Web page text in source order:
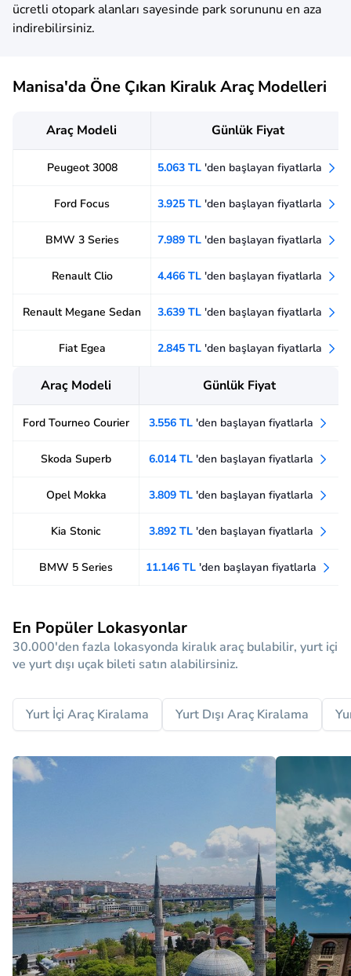
ücretli otopark alanları sayesinde park sorununu en aza
indirebilirsiniz.
Manisa'da Öne Çıkan Kiralık Araç Modelleri
Araç Modeli Günlük Fiyat
Peugeot 3008 5.063 TL'den başlayan fiyatlarla
Ford Focus 3.925 TL'den başlayan fiyatlarla
BMW 3 Series 7.989 TL'den başlayan fiyatlarla
Renault Clio 4.466 TL'den başlayan fiyatlarla
Renault Megane Sedan 3.639 TL'den başlayan fiyatlarla
Fiat Egea 2.845 TL'den başlayan fiyatlarla
Araç Modeli Günlük Fiyat
Ford Tourneo Courier 3.556 TL'den başlayan fiyatlarla
Skoda Superb 6.014 TL'den başlayan fiyatlarla
Opel Mokka 3.809 TL'den başlayan fiyatlarla
Kia Stonic 3.892 TL'den başlayan fiyatlarla
BMW 5 Series 11.146 TL'den başlayan fiyatlarla
En Popüler Lokasyonlar
30.000'den fazla lokasyonda kiralık araç bulabilir, yurt içi
ve yurt dışı uçak bileti satın alabilirsiniz.
Yurt İçi Araç Kiralama Yurt Dışı Araç Kiralama